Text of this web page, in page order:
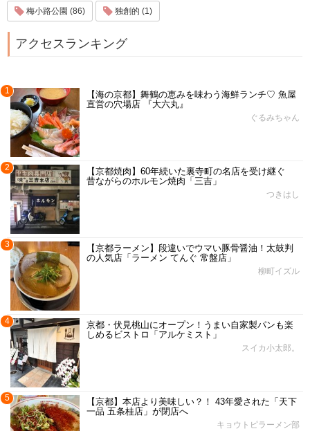
梅小路公園 (86) 独創的 (1)
アクセスランキング
1
【海の京都】舞鶴の恵みを味わう海鮮ランチ♡ 魚屋
直営の穴場店 『大六丸』
ぐるみちゃん
2
【京都焼肉】60年続いた裏寺町の名店を受け継ぐ
昔ながらのホルモン焼肉「三吉」
つきはし
3
【京都ラーメン】段違いでウマい豚骨醤油！太鼓判
の人気店「ラーメン てんぐ 常盤店」
柳町イズル
4
京都・伏見桃山にオープン！うまい自家製パンも楽
しめるビストロ「アルケミスト」
スイカ小太郎。
5
【京都】本店より美味しい？！ 43年愛された「天下
一品 五条桂店」が閉店へ
キョウトピラーメン部